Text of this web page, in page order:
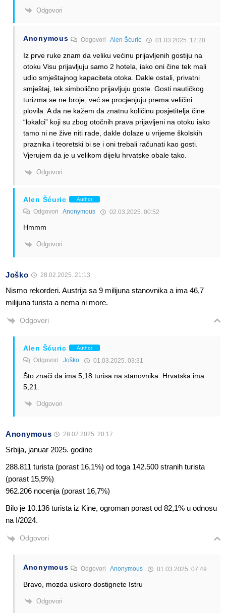
Odgovori
Anonymous OdgovoriAlen Šćuric 01.03.2025. 12:20
Iz prve ruke znam da veliku većinu prijavljenih gostiju na
otoku Visu prijavljuju samo 2 hotela, iako oni čine tek mali
udio smještajnog kapaciteta otoka. Dakle ostali, privatni
smještaj, tek simbolično prijavljuju goste. Gosti nautičkog
turizma se ne broje, već se procjenjuju prema veličini
plovila. A da ne kažem da znatnu količinu posjetitelja čine
“lokalci” koji su zbog otočnih prava prijavljeni na otoku iako
tamo ni ne žive niti rade, dakle dolaze u vrijeme školskih
praznika i teoretski bi se i oni trebali računati kao gosti.
Vjerujem da je u velikom dijelu hrvatske obale tako.
Odgovori
Alen Šćuric Author
Odgovori Anonymous 02.03.2025. 00:52
Hmmm
Odgovori
Joško 28.02.2025. 21:13
Nismo rekorderi. Austrija sa 9 milijuna stanovnika a ima 46,7
milijuna turista a nema ni more.
Odgovori
Alen Šćuric Author
Odgovori Joško 01.03.2025. 03:31
Što znači da ima 5,18 turisa na stanovnika. Hrvatska ima
5,21.
Odgovori
Anonymous 28.02.2025. 20:17
Srbija, januar 2025. godine
288.811 turista (porast 16,1%) od toga 142.500 stranih turista
(porast 15,9%)
962.206 nocenja (porast 16,7%)
Bilo je 10.136 turista iz Kine, ogroman porast od 82,1% u odnosu
na I/2024.
Odgovori
Anonymous OdgovoriAnonymous 01.03.2025. 07:49
Bravo, mozda uskoro dostignete Istru
Odgovori